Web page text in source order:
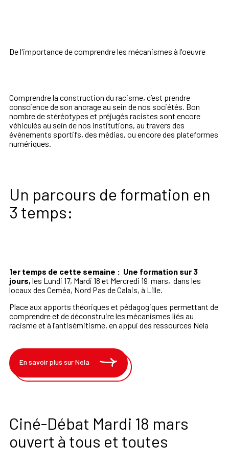
De l'importance de comprendre les mécanismes à l'oeuvre
Comprendrela construction du racisme, c’est prendre
consciencede son ancrageau sein denos sociétés. Bon
nombrede stéréotypes et préjugés racistes sont encore
véhiculés au sein denos institutions, au travers des
évènements sportifs, des médias, ou encoredes plateformes
numériques.
Un parcours de formation en
3 temps:
1er temps de cette semaine : Une formation sur 3
jours, les Lundi 17, Mardi 18 et Mercredi 19 mars, dans les
locaux des Ceméa, Nord Pas de Calais, à Lille.
Place aux apports théoriques et pédagogiques permettant de
comprendreet dedéconstruireles mécanismes liés au
racismeet à l’antisémitisme, en appui des ressources Nela
En savoir plus sur Nela
Ciné-Débat Mardi 18 mars
ouvert à tous et toutes